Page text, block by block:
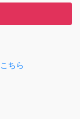
こちら